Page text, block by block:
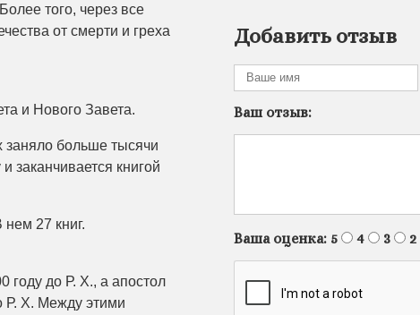
того, через все
от смерти и греха
и Нового Завета.
заняло больше тысячи
заканчивается книгой
27 книг.
году до Р. Х., а апостол
Р. Х. Между этими
Добавить отзыв
Ваш отзыв:
Ваша оценка: 5 4 3 2